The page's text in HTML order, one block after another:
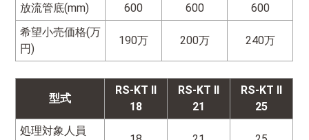
放流管底(mm)
600 600
600
希望小売価格(万
円)
190万 200万 240万
型式
RS-KT II
18
RS-KT II
21
RS-KT II
25
処理対象人員